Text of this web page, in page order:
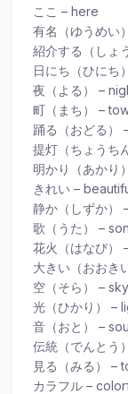
ここ – here
有名（ゆうめい
紹介する（しょ
日にち（ひにち
夜（よる） –
町（まち） –
踊る（おどる）
提灯（ちょうち
明かり（あかり
きれい –
静か（しずか）
歌（うた） –
花火（はなび）
大きい（おおき
空（そら） – sky
光（ひかり） –
音（おと） –
伝統（でんとう
見る（みる） –
カラフル –